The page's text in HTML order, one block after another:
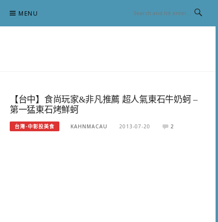
content
MENU
【台中】食尚玩家&非凡推薦 超人氣東石牛奶蚵 –
第一猛東石烤鮮蚵
台灣-中彰投美食 KAHNMACAU 2013-07-20 2